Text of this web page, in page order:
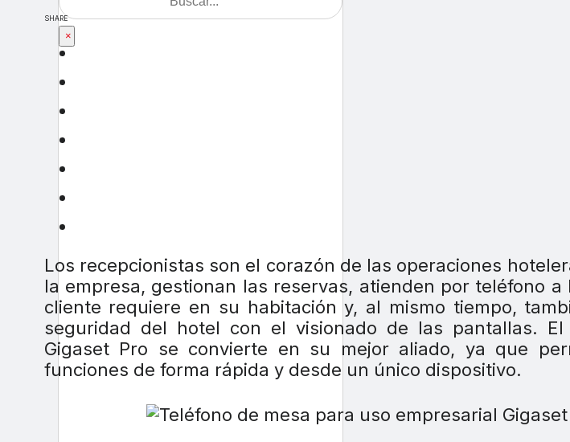
×
SHARE
Los recepcionistas son el corazón de las operaciones
la empresa, gestionan las reservas, atienden por teléfono a
cliente requiere en su habitación y, al mismo tiempo,
seguridad del hotel con el visionado de las pantallas. El
Gigaset Pro se convierte en su mejor aliado, ya que
funciones de forma rápida y desde un único dispositivo.